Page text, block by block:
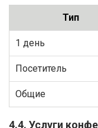
Тип
1 день
Посетитель
Общие
4.4. Услуги